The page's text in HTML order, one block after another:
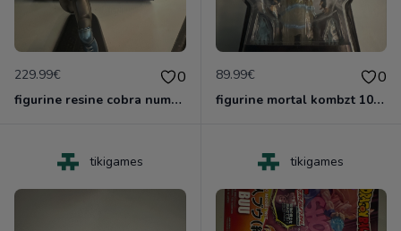
229.99€ 0
figurine resine cobra numerote neuve de karidma toys
89.99€ 0
figurine mortal kombzt 10 neuf blister
tikigames tikigames